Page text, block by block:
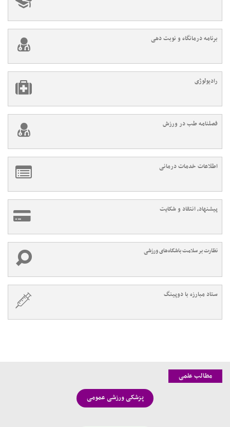
برنامه درمانگاه و نوبت دهی
رادیولوژی
فصلنامه طب در ورزش
اطلاعات خدمات درمانی
پیشنهاد، انتقاد و شکایت
نظارت بر سلامت باشگاه‌های ورزشی
ستاد مبارزه با دوپینگ
مطالب علمی
پزشکی ورزشی عمومی